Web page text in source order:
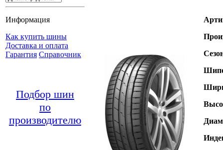
Информация
Как купить шины
Доставка и оплата
Гарантия Справочник
Подбор шин
по
производителю